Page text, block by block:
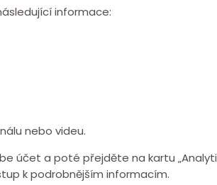
informace:
nebo videu.
účet a poté přejděte na kartu
k podrobnějším informacím.